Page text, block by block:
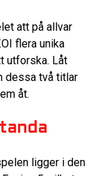
att på allvar
flera unika
utforska. Låt
dessa två titlar
åt.
ligger i den